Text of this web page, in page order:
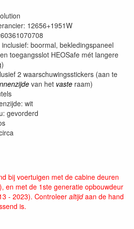
12656+1951W
boormal, bekledingspaneel
toegangsslot HEOSafe mét langere
2 waarschuwingsstickers (aan te
van het vaste raam)
wit
gevorderd
bij voertuigen met de cabine deuren
en met de 1ste generatie opbouwdeur
- 2023). Controleer altijdaan de hand
is.